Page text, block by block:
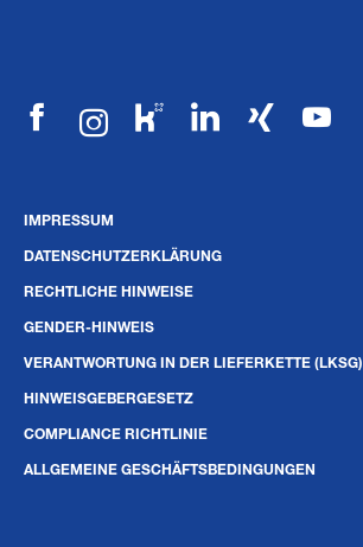
IMPRESSUM
DATENSCHUTZERKLÄRUNG
RECHTLICHE HINWEISE
GENDER-HINWEIS
VERANTWORTUNG IN DER LIEFERKETTE (LKSG)
HINWEISGEBERGESETZ
COMPLIANCE RICHTLINIE
ALLGEMEINE GESCHÄFTSBEDINGUNGEN